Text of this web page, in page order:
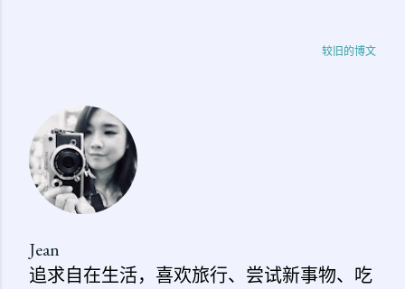
较旧的博文
Jean
追求自在生活，喜欢旅行、尝试新事物、吃